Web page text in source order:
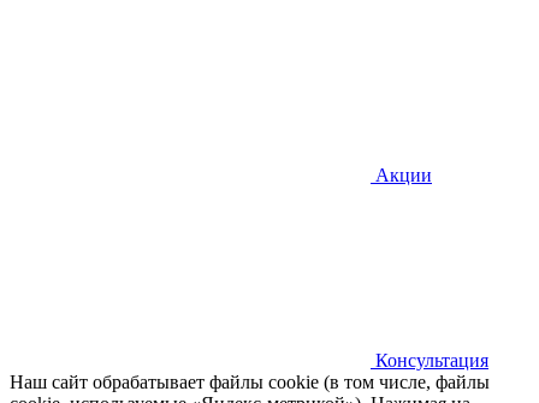
Акции
Консультация
Наш сайт обрабатывает файлы cookie (в том числе, файлы